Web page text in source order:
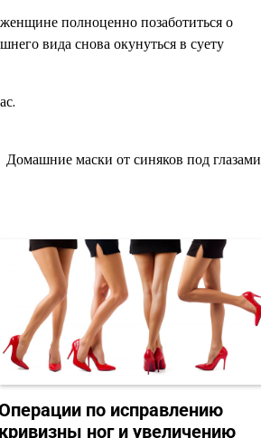
полноценно позаботиться о
вида снова окунуться в суету
Домашние маски от синяков под глазами
по исправлению
кривизны ног и увеличению